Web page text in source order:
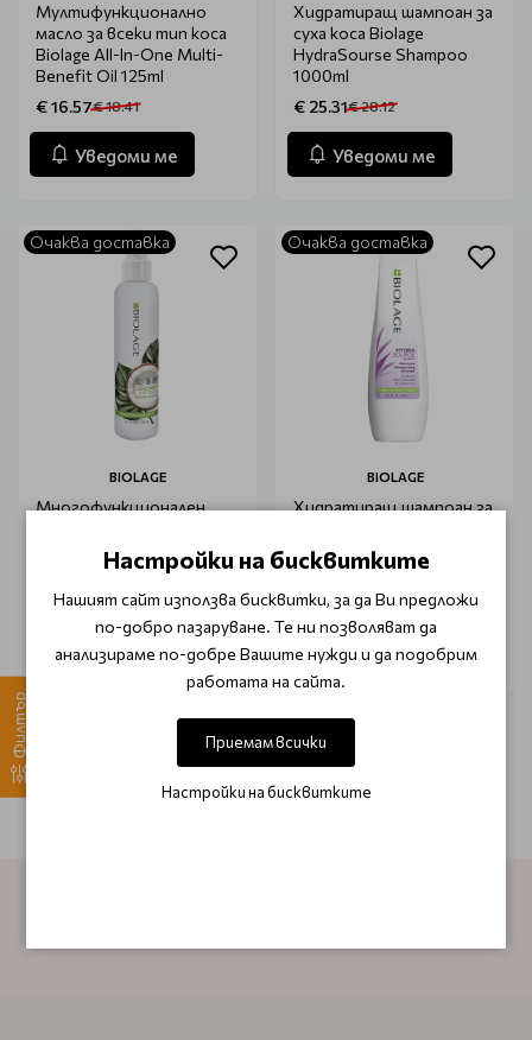
Филтър
Мултифункционално
масло за всеки тип коса
Biolage All-In-One Multi-
Benefit Oil 125ml
€ 16.57€ 18.41
Уведоми ме
Хидратиращ шампоан за
суха коса Biolage
HydraSourse Shampoo
1000ml
€ 25.31€ 28.12
Уведоми ме
Очаква доставка
BIOLAGE
Многофункционален
тип коса Biolage all in one
€ 15.85
Уведоми ме
Очаква доставка
BIOLAGE
Хидратиращ шампоан за
HydraSourse Shampoo
250ml.
€ 15.49
Уведоми ме
BIOLAGE HydraSource ще направи сухата ви коса
хидратирана, мека и с неустоим блясък.
Настройки на бисквитките
Нашият сайт използва бисквитки, за да Ви предложи
по-добро пазаруване. Те ни позволяват да
анализираме по-добре Вашите нужди и да подобрим
работата на сайта.
Приемам всички
Настройки на бисквитките